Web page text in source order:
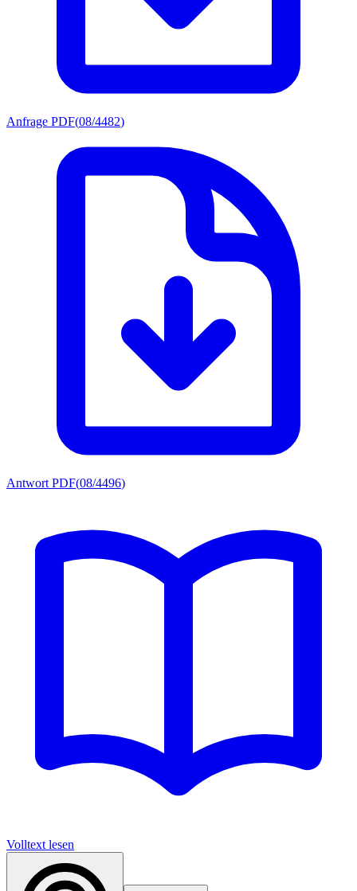
Anfrage PDF(08/4482)
Antwort PDF(08/4496)
Volltext lesen